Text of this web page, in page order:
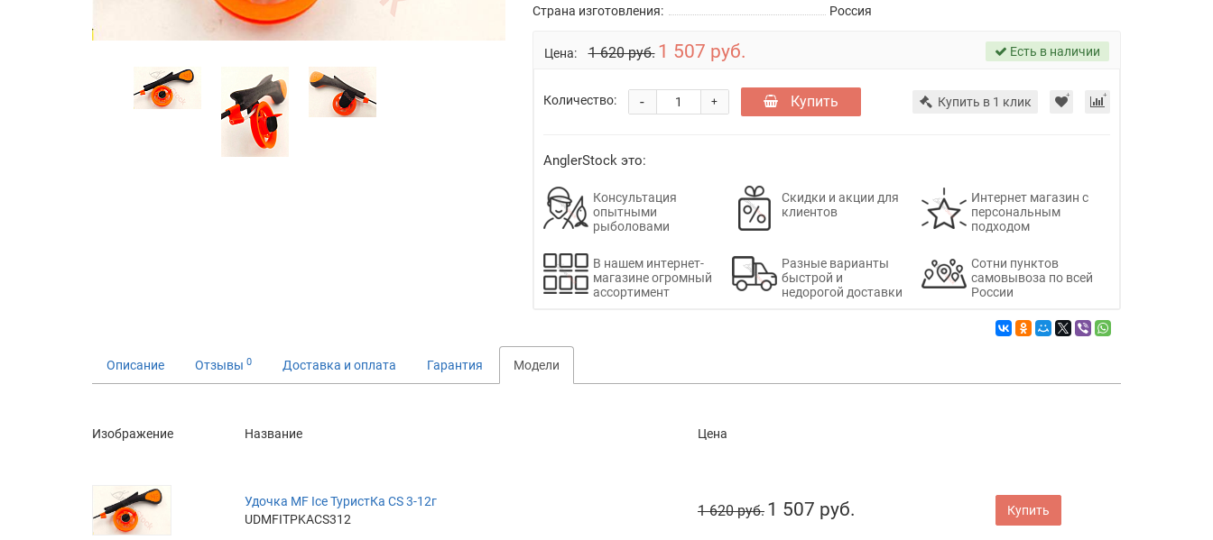
Страна изготовления:
Россия
Цена: 1 620 руб. 1 507 руб. Есть в наличии
Количество: +
- Купить Купить в 1 клик
AnglerStock это:
Консультация
опытными
рыболовами
Скидки и акции для
клиентов
Интернет магазин с
персональным
подходом
В нашем интернет-
магазине огромный
ассортимент
Разные варианты
быстрой и
недорогой доставки
Сотни пунктов
самовывоза по всей
России
Описание Отзывы 0 Доставка и оплата Гарантия Модели
Изображение Название Цена
Удочка MF Ice ТуристКа CS 3-12г
UDMFITPKACS312
1 620 руб. 1 507 руб. Купить